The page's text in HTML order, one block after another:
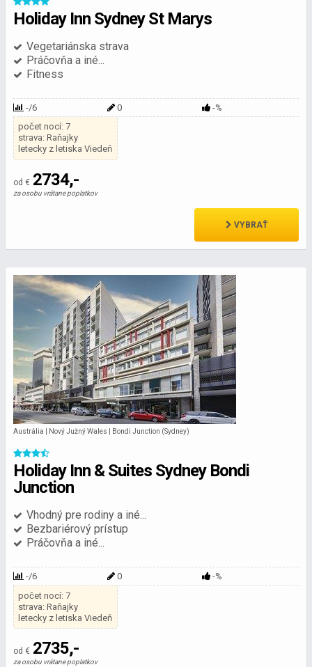
Holiday Inn Sydney St Marys
Vegetariánska strava
Práčovňa a iné...
Fitness
-/6 0
-%
počet nocí: 7
strava: Raňajky
letecky z letiska Viedeň
od € 2734,-
za osobu vrátane poplatkov
VYBRAŤ
Austrália | Nový Južný Wales | Bondi Junction (Sydney)
Holiday Inn & Suites Sydney Bondi
Junction
Vhodný pre rodiny a iné...
Bezbariérový prístup
Práčovňa a iné...
-/6 0
-%
počet nocí: 7
strava: Raňajky
letecky z letiska Viedeň
od € 2735,-
za osobu vrátane poplatkov